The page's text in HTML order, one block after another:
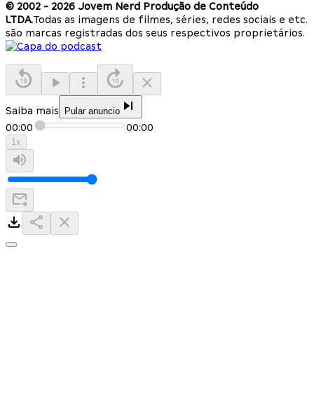
© 2002 - 2026 Jovem Nerd Produção de Conteúdo
LTDA.Todas as imagens de filmes, séries, redes sociais e etc.
são marcas registradas dos seus respectivos proprietários.
Saiba mais Pular anuncio
00:00 00:00
1x